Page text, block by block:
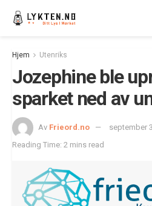
Hjem Utenriks
Jozephine ble
sparket ned av
Av Frieord.no
september
Reading Time: 2 mins read